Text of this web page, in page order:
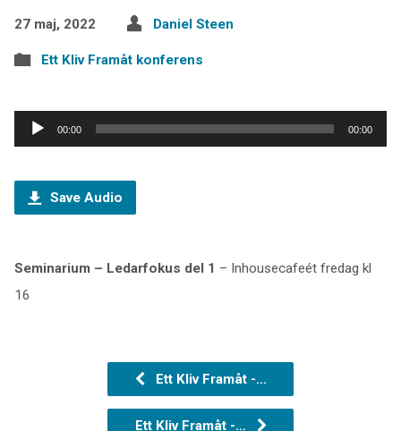
27 maj, 2022 Daniel Steen
Ett Kliv Framåt konferens
Ljudspelare
00:00 00:00
Save Audio
Seminarium – Ledarfokus del 1 – Inhousecafeét fredag kl
16
Ett Kliv Framåt -…
Ett Kliv Framåt -…